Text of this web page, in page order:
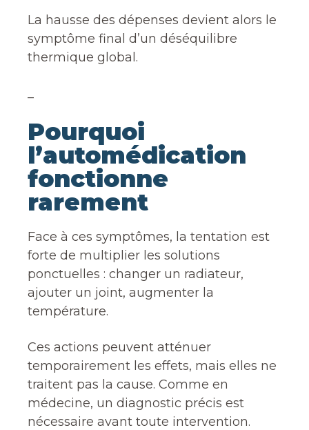
La hausse des dépenses devient alors le
symptôme final d’un déséquilibre
thermique global.
Pourquoi
l’automédication
fonctionne
rarement
Face à ces symptômes, la tentation est
forte de multiplier les solutions
ponctuelles : changer un radiateur,
ajouter un joint, augmenter la
température.
Ces actions peuvent atténuer
temporairement les effets, mais elles ne
traitent pas la cause. Comme en
médecine, un diagnostic précis est
nécessaire avant toute intervention.